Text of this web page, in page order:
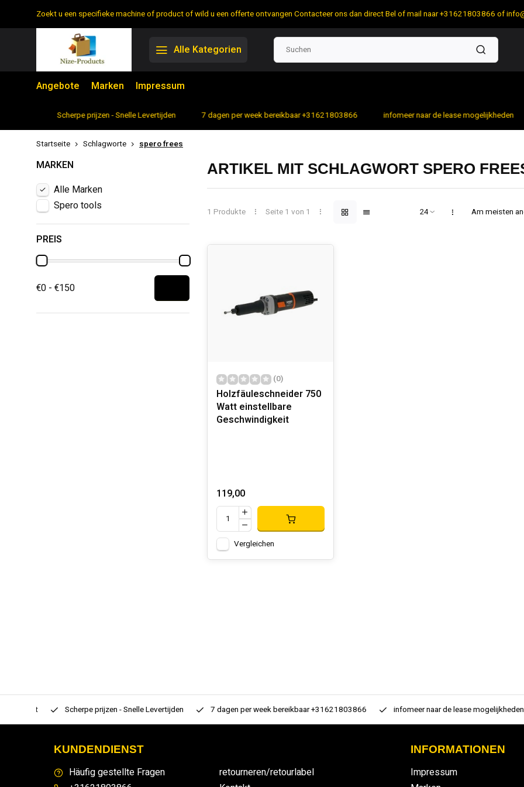
Zoekt u een specifieke machine of product of wild u een offerte ontvangen Contacteer ons dan direct Bel of mail naar +31621803866 of
Alle Kategorien
Angebote Marken Impressum
Scherpe prijzen - Snelle Levertijden 7 dagen per week bereikbaar +31621803866 infomeer naar de lease mogelijkheden
Startseite Schlagworte spero frees
MARKEN
Alle Marken
Spero tools
PREIS
€0 - €150
ARTIKEL MIT SCHLAGWORT SPERO
1 Produkte Seite 1 von 1 Am meisten
(0)
Holzfäuleschneider 750
Watt einstellbare
Geschwindigkeit
119,00
Vergleichen
Scherpe prijzen - Snelle Levertijden 7 dagen per week bereikbaar +31621803866 infomeer naar de lease mogelijkheden
KUNDENDIENST
Häufig gestellte Fragen
retourneren/retourlabel
INFORMATIONEN
Impressum